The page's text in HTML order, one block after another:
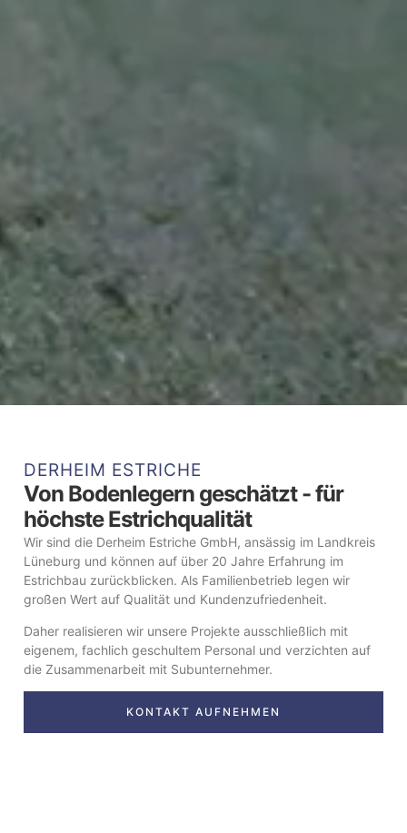
DERHEIM ESTRICHE
Von Bodenlegern geschätzt - für
höchste Estrichqualität
Wir sind die Derheim Estriche GmbH, ansässig im Landkreis
Lüneburg und können auf über 20 Jahre Erfahrung im
Estrichbau zurückblicken. Als Familienbetrieb legen wir
großen Wert auf Qualität und Kundenzufriedenheit.
Daher realisieren wir unsere Projekte ausschließlich mit
eigenem, fachlich geschultem Personal und verzichten auf
die Zusammenarbeit mit Subunternehmer.
KONTAKT AUFNEHMEN